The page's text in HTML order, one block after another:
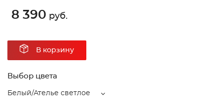
8 390 руб.
В корзину
Выбор цвета
Белый/Ателье светлое